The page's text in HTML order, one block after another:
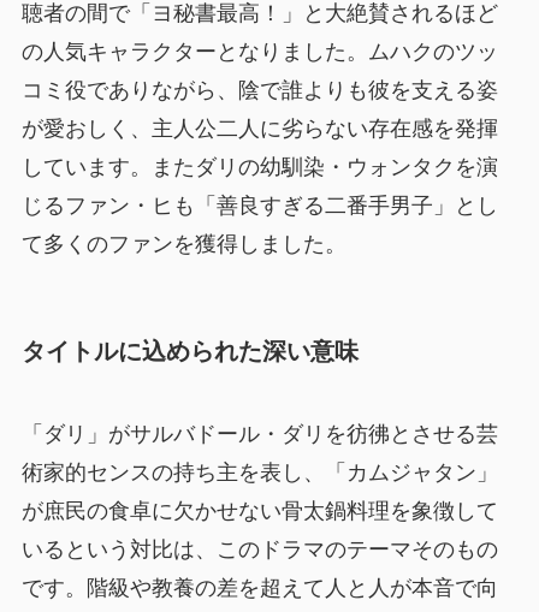
聴者の間で「ヨ秘書最高！」と大絶賛されるほど
の人気キャラクターとなりました。ムハクのツッ
コミ役でありながら、陰で誰よりも彼を支える姿
が愛おしく、主人公二人に劣らない存在感を発揮
しています。またダリの幼馴染・ウォンタクを演
じるファン・ヒも「善良すぎる二番手男子」とし
て多くのファンを獲得しました。
タイトルに込められた深い意味
「ダリ」がサルバドール・ダリを彷彿とさせる芸
術家的センスの持ち主を表し、「カムジャタン」
が庶民の食卓に欠かせない骨太鍋料理を象徴して
いるという対比は、このドラマのテーマそのもの
です。階級や教養の差を超えて人と人が本音で向